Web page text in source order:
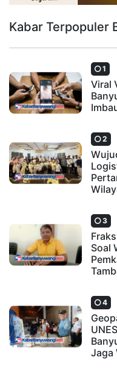
Kabar Terpopuler
1
Viral
2
3
Soal
4
Jaga